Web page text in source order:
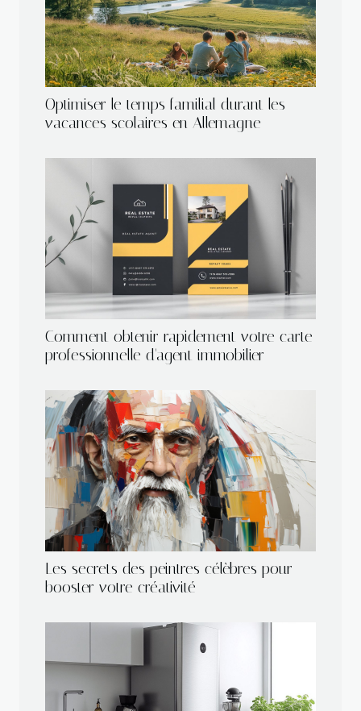
Optimiser le temps familial durant les
vacances scolaires en Allemagne
Comment obtenir rapidement votre carte
professionnelle d'agent immobilier
Les secrets des peintres célèbres pour
booster votre créativité